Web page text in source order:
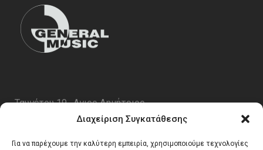
Διαχείριση Συγκατάθεσης
Για να παρέχουμε την καλύτερη εμπειρία, χρησιμοποιούμε τεχνολογίες
Ταυγέτου 19 , Αγιος Δημήτριος